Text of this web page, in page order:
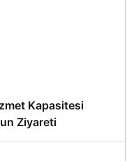
Kapasitesi
Ziyareti